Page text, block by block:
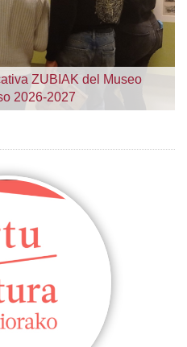
ZUBIAK del Museo
2026-2027